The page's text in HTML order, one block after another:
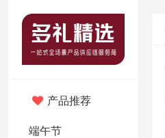
产品推荐
端午节